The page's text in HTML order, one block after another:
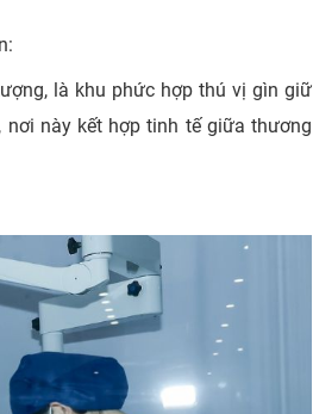
là khu phức hợp thú vị gìn giữ
này kết hợp tinh tế giữa thương